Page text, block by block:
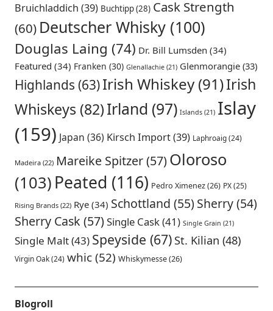
Bruichladdich (39) Buchtipp(28) Cask Strength
(60) Deutscher Whisky(100)
Douglas Laing (74) Dr. Bill Lumsden (34)
Featured (34) Franken (30) Glenallachie(21) Glenmorangie(33)
Highlands (63)Irish Whiskey(91)Irish
Whiskeys (82)Irland (97) Islands(21) Islay
(159) Japan (36) Kirsch Import(39) Laphroaig(24)
Madeira(22) Mareike Spitzer(57)Oloroso
(103) Peated (116) Pedro Ximenez(26) PX(25)
Rising Brands(22) Rye(34) Schottland (55) Sherry(54)
Sherry Cask (57)Single Cask(41) Single Grain (21)
Single Malt(43) Speyside (67) St. Kilian (48)
Virgin Oak(24) whic(52) Whiskymesse(26)
Blogroll